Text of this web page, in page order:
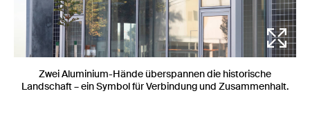
Zwei Aluminium-Hände überspannen die historische
Landschaft – ein Symbol für Verbindung und Zusammenhalt.